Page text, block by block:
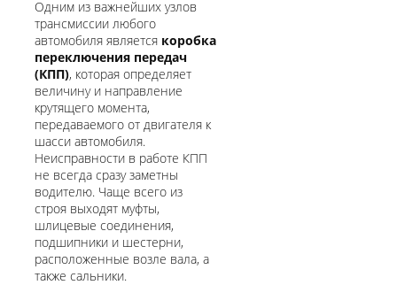
Одним из важнейших узлов
трансмиссии любого
автомобиля является коробка
переключения передач
(КПП), которая определяет
величину и направление
крутящего момента,
передаваемого от двигателя к
шасси автомобиля.
Неисправности в работе КПП
не всегда сразу заметны
водителю. Чаще всего из
строя выходят муфты,
шлицевые соединения,
подшипники и шестерни,
расположенные возле вала, а
также сальники.